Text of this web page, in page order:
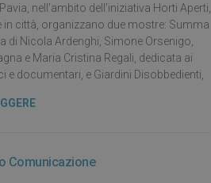
nell’ambito dell’iniziativa Horti Aperti,
in città, organizzano due mostre: Summa
di Nicola Ardenghi, Simone Orsenigo,
e Maria Cristina Regali, dedicata ai
e documentari, e Giardini Disobbedienti,
Comunicazione